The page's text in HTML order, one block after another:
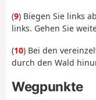
(9) Biegen Sie links
links. Gehen Sie
(10) Bei den
durch den Wald
Wegpunkte